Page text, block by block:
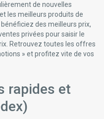
de nouvelles
les meilleurs produits de
des meilleurs prix,
privées pour saisir le
Retrouvez toutes les offres
» et profitez vite de vos
rapides et